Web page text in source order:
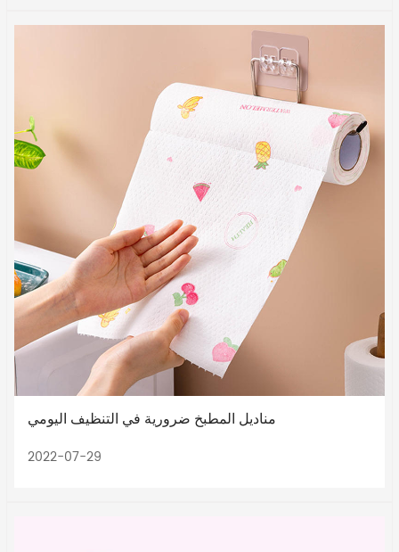
مناديل المطبخ ضرورية في التنظيف اليومي
2022-07-29